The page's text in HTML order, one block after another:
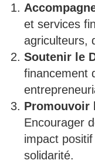
et services
agriculteurs,
Soutenir le
financement
Promouvoir
Encourager
impact
solidarité.